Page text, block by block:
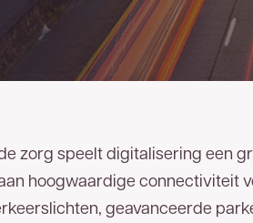
zorg speelt digitalisering een
hoogwaardige connectiviteit
geavanceerde